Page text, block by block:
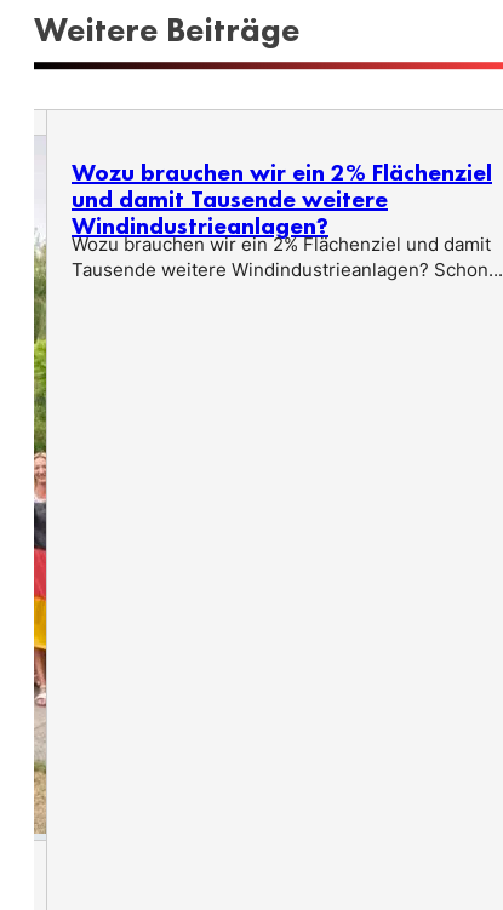
Weitere Beiträge
Wozu brauchen wir ein 2% Flächenziel
und damit Tausende weitere
Windindustrieanlagen?
Wozu brauchen wir ein 2% Flächenziel und damit
Tausende weitere Windindustrieanlagen? Schon...